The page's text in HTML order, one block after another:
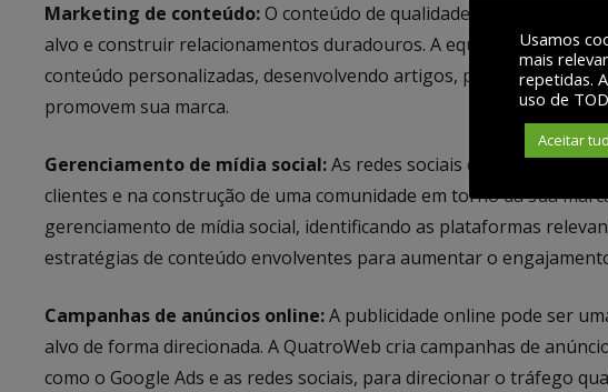
Marketing de conteúdo:O conteúdo de qualidade é uma
alvo e construir relacionamentos duradouros. A equipe da
conteúdo personalizadas, desenvolvendo artigos, postagens em
promovem sua marca.
Gerenciamento de mídia social:As redes sociais desempenham
clientes e na construção de uma comunidade em torno da sua
gerenciamento de mídia social, identificando as plataformas
estratégias de conteúdo envolventes para aumentar o
Campanhas de anúncios online:A publicidade online pode ser
alvo de forma direcionada. A QuatroWeb cria campanhas de
como o Google Ads e as redes sociais, para direcionar o tráfego
Usamos
mais
repetidas.
uso de
Aceitar